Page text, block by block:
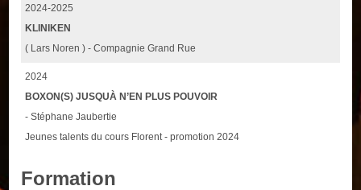
2024-2025
KLINIKEN
( Lars Noren ) - Compagnie Grand Rue
2024
BOXON(S) JUSQUÀ N’EN PLUS POUVOIR
- Stéphane Jaubertie
Jeunes talents du cours Florent - promotion 2024
Formation